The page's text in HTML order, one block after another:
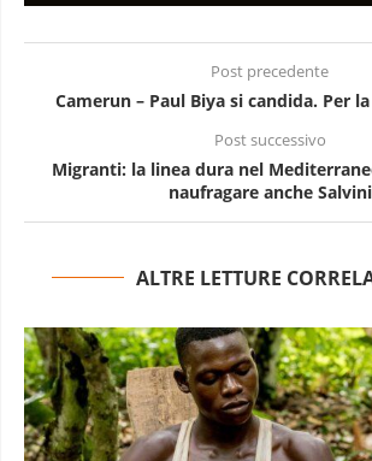
Post precedente
Camerun – Paul Biya si candida. Per
Post successivo
Migranti: la linea dura nel
naufragare anche Salvini
ALTRE LETTURE